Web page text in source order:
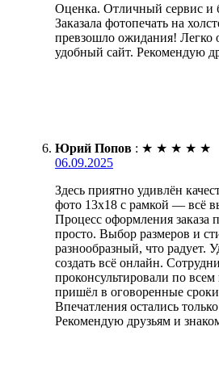
Оценка. Отличный сервис и
Заказала фотопечать на
превзошло ожидания! Легко
удобный сайт. Рекомендую
Юрий Попов : ★ ★ ★ ★ ★
06.09.2025
Здесь приятно удивлён
фото 13х18 с рамкой — всё
Процесс оформления заказа
просто. Выбор размеров и
разнообразный, что радует.
создать всё онлайн.
проконсультировали по всем
пришёл в оговоренные
Впечатления остались
Рекомендую друзьям и